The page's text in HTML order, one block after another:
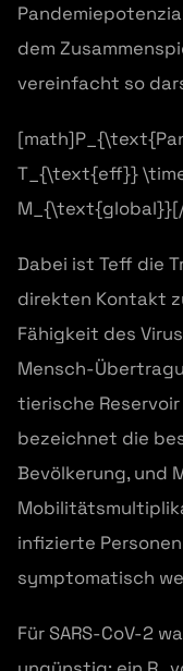
dem
vereinfacht so
T_{\text{eff}}
Dabei ist Teff die
direkten Kontakt
Fähigkeit des
Mensch-
tierische
bezeichnet die
Bevölkerung, und
infizierte
symptomatisch
Für SARS-CoV-2